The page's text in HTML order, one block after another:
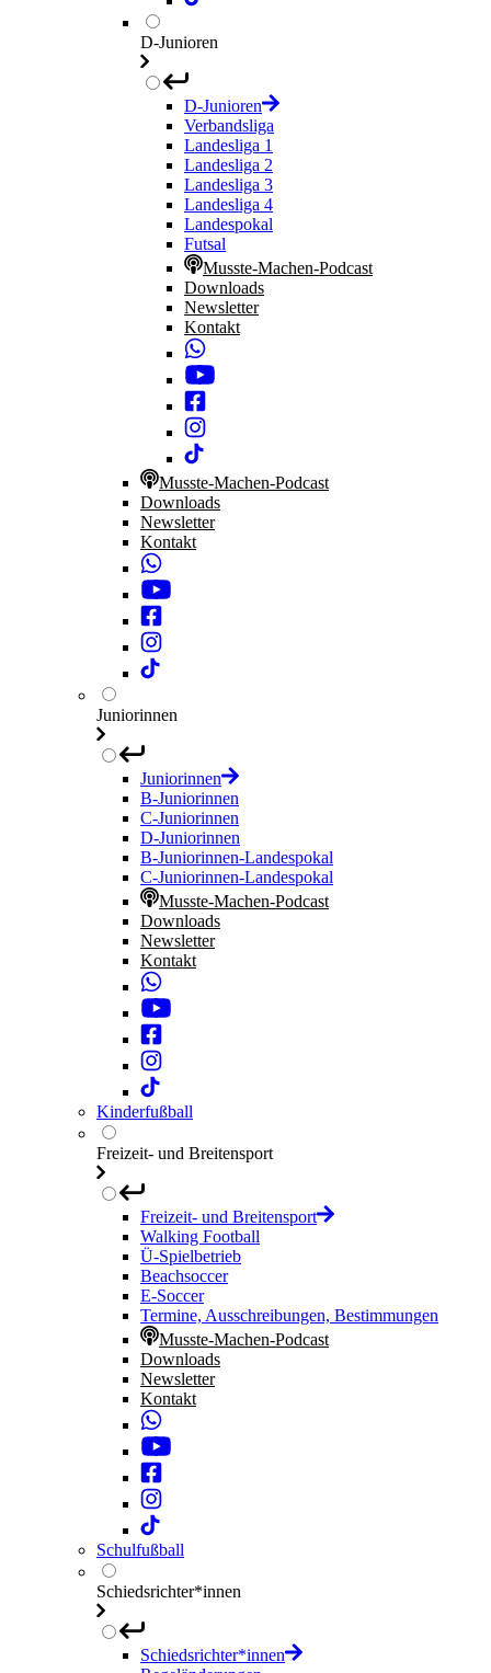
D-Junioren
D-Junioren
Verbandsliga
Landesliga 1
Landesliga 2
Landesliga 3
Landesliga 4
Landespokal
Futsal
Musste-Machen-Podcast
Downloads
Newsletter
Kontakt
Musste-Machen-Podcast
Downloads
Newsletter
Kontakt
Juniorinnen
Juniorinnen
B-Juniorinnen
C-Juniorinnen
D-Juniorinnen
B-Juniorinnen-Landespokal
C-Juniorinnen-Landespokal
Musste-Machen-Podcast
Downloads
Newsletter
Kontakt
Kinderfußball
Freizeit- und Breitensport
Freizeit- und Breitensport
Walking Football
Ü-Spielbetrieb
Beachsoccer
E-Soccer
Termine, Ausschreibungen, Bestimmungen
Musste-Machen-Podcast
Downloads
Newsletter
Kontakt
Schulfußball
Schiedsrichter*innen
Schiedsrichter*innen